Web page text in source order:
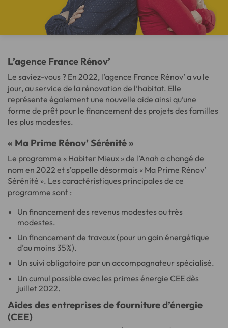
L’agence France Rénov’
Le saviez-vous ? En 2022, l’agence France Rénov’ a vu le
jour, au service de la rénovation de l’habitat. Elle
représente également une nouvelle aide ainsi qu’une
forme de prêt pour le financement des projets des familles
les plus modestes.
« Ma Prime Rénov’ Sérénité »
Le programme « Habiter Mieux » de l’Anah a changé de
nom en 2022 et s’appelle désormais « Ma Prime Rénov’
Sérénité ». Les caractéristiques principales de ce
programme sont :
Un financement des revenus modestes ou très
modestes.
Un financement de travaux (pour un gain énergétique
d’au moins 35%).
Un suivi obligatoire par un accompagnateur spécialisé.
Un cumul possible avec les primes énergie CEE dès
juillet 2022.
Aides des entreprises de fourniture d’énergie
(CEE)